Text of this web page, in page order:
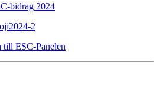
bidrag 2024
till ESC-Panelen